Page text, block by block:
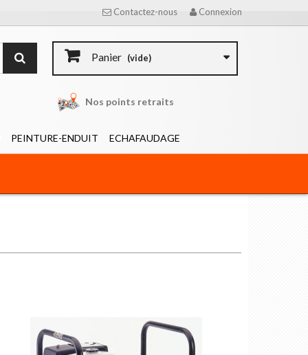
Connexion
Contactez-nous
Panier (vide)
Nos points retraits
PEINTURE-ENDUIT ECHAFAUDAGE